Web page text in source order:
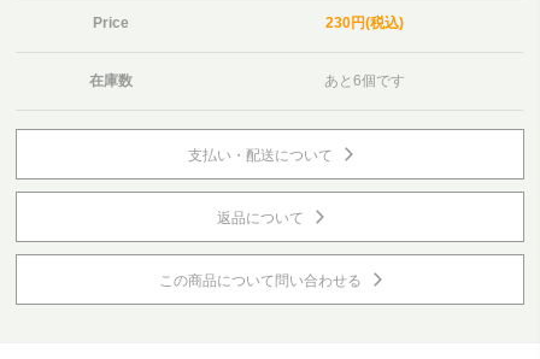
Price 230円(税込)
在庫数 あと6個です
支払い・配送について
返品について
この商品について問い合わせる